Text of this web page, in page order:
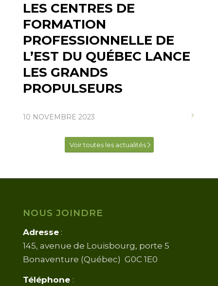
LES CENTRES DE
FORMATION
PROFESSIONNELLE DE
L’EST DU QUÉBEC LANCE
LES GRANDS
PROPULSEURS
10 NOVEMBRE 2023
Voir toutes les actualités
NOUS JOINDRE
Adresse :
145, avenue de Louisbourg, porte 5
Bonaventure (Québec) G0C 1E0
Téléphone :